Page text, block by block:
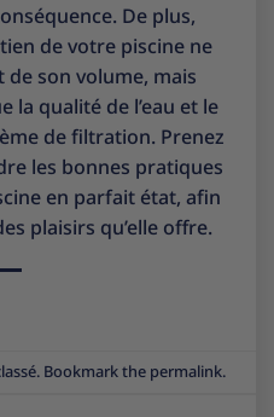
De plus,
de votre piscine ne
son volume, mais
la qualité de l’eau et le
de filtration. Prenez
les bonnes pratiques
en parfait état, afin
plaisirs qu’elle offre.
. Bookmark the permalink.